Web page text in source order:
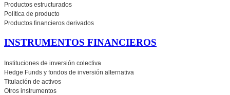
Productos estructurados
Política de producto
Productos financieros derivados
INSTRUMENTOS FINANCIEROS
Instituciones de inversión colectiva
Hedge Funds y fondos de inversión alternativa
Titulación de activos
Otros instrumentos